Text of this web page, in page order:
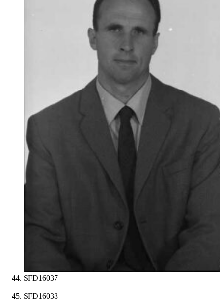
SFD16037
SFD16038